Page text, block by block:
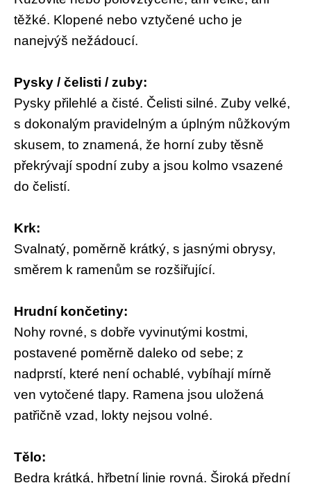
těžké. Klopené nebo vztyčené ucho je
nanejvýš nežádoucí.
Pysky / čelisti / zuby:
Pysky přilehlé a čisté. Čelisti silné. Zuby velké,
s dokonalým pravidelným a úplným nůžkovým
skusem, to znamená, že horní zuby těsně
překrývají spodní zuby a jsou kolmo vsazené
do čelistí.
Krk:
Svalnatý, poměrně krátký, s jasnými obrysy,
směrem k ramenům se rozšiřující.
Hrudní končetiny:
Nohy rovné, s dobře vyvinutými kostmi,
postavené poměrně daleko od sebe; z
nadprstí, které není ochablé, vybíhají mírně
ven vytočené tlapy. Ramena jsou uložená
patřičně vzad, lokty nejsou volné.
Tělo:
Bedra krátká, hřbetní linie rovná. Široká přední